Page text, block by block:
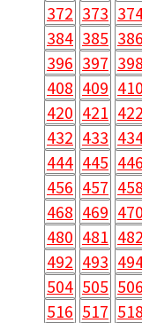
372 373
384 385 386
396 397 398
408 409 410
420 421 422
432 433
444 445 446
456 457 458
468 469 470
480 481 482
492 493
504 505 506
516 517 518